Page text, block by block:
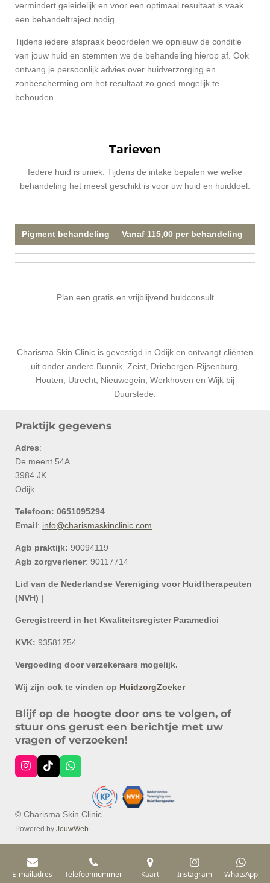
vermindert geleidelijk en voor een optimaal resultaat is vaak
een behandeltraject nodig.
Tijdens iedere afspraak beoordelen we opnieuw de conditie
van jouw huid en stemmen we de behandeling hierop af. Ook
ontvang je persoonlijk advies over huidverzorging en
zonbescherming om het resultaat zo goed mogelijk te
behouden.
Tarieven
Iedere huid is uniek. Tijdens de intake bepalen we welke
behandeling het meest geschikt is voor uw huid en huiddoel.
Pigment behandeling Vanaf 115,00 per behandeling
Plan een gratis en vrijblijvend huidconsult
Charisma Skin Clinic is gevestigd in Odijk en ontvangt cliënten
uit onder andere Bunnik, Zeist, Driebergen-Rijsenburg,
Houten, Utrecht, Nieuwegein, Werkhoven en Wijk bij
Duurstede.
Praktijk gegevens
Adres:
De meent 54A
3984 JK
Odijk
Telefoon: 0651095294
Email: info@charismaskinclinic.com
Agb praktijk: 90094119
Agb zorgverlener: 90117714
Lid van de Nederlandse Vereniging voor Huidtherapeuten
(NVH) |
Geregistreerd in het Kwaliteitsregister Paramedici
KVK: 93581254
Vergoeding door verzekeraars mogelijk.
Wij zijn ook te vinden op HuidzorgZoeker
Blijf op de hoogte door ons te volgen, of
stuur ons gerust een berichtje met uw
vragen of verzoeken!
I
n
g
r
m
T
i
k
W
h
A
p
© Charisma Skin Clinic
Powered by JouwWeb
E-mailadres Telefoonnummer Kaart Instagram WhatsApp